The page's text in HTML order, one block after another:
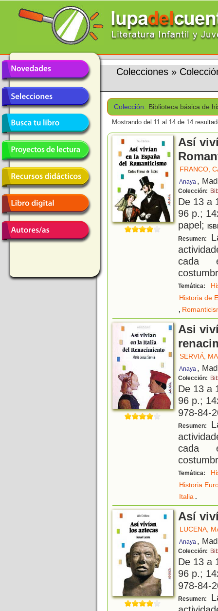
Colecciones »
Colección: Biblioteca básica de
Mostrando del 11 al 14 de 14
Así
FRANCO,
Anaya ,
Colección:
De 13 a
96 p.;
papel;
Resumen:
cada
Temática:
Historia de
,
Asi
SERVIÁ,
Anaya ,
Colección:
De 13 a
96 p.;
978-84-
Resumen:
cada
Temática:
Historia
Italia.
Así
LUCENA,
Anaya ,
Colección:
De 13 a
96 p.;
978-84-
Resumen: